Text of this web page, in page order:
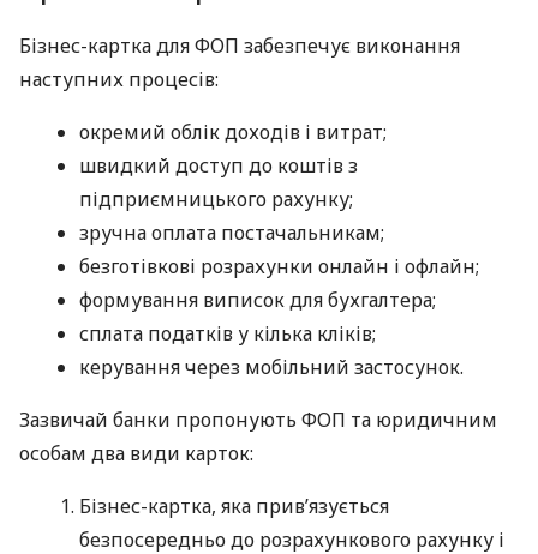
Бізнес-картка для ФОП забезпечує виконання
наступних процесів:
окремий облік доходів і витрат;
швидкий доступ до коштів з
підприємницького рахунку;
зручна оплата постачальникам;
безготівкові розрахунки онлайн і офлайн;
формування виписок для бухгалтера;
сплата податків у кілька кліків;
керування через мобільний застосунок.
Зазвичай банки пропонують ФОП та юридичним
особам два види карток:
Бізнес-картка, яка прив’язується
безпосередньо до розрахункового рахунку і